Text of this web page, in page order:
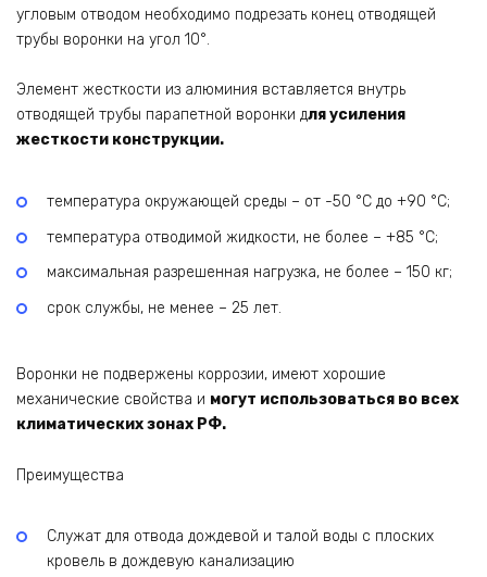
угловым отводом необходимо подрезать конец отводящей
трубы воронки на угол 10°.
Элемент жесткости из алюминия вставляется внутрь
отводящей трубы парапетной воронки для усиления
жесткости конструкции.
температура окружающей среды – от -50 °С до +90 °С;
температура отводимой жидкости, не более – +85 °С;
максимальная разрешенная нагрузка, не более – 150 кг;
срок службы, не менее – 25 лет.
Воронки не подвержены коррозии, имеют хорошие
механические свойства и могут использоваться во всех
климатических зонах РФ.
Преимущества
Служат для отвода дождевой и талой воды с плоских
кровель в дождевую канализацию